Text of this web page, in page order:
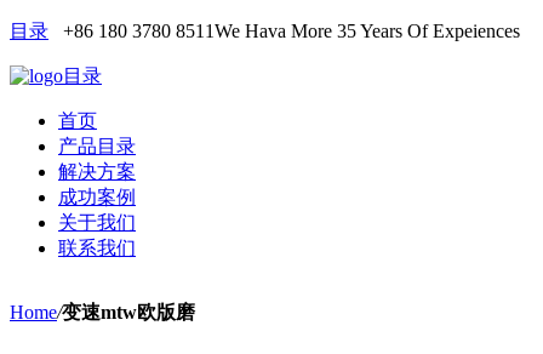
目录 +86 180 3780 8511We Hava More 35 Years Of Expeiences
目录
首页
产品目录
解决方案
成功案例
关于我们
联系我们
Home/变速mtw欧版磨